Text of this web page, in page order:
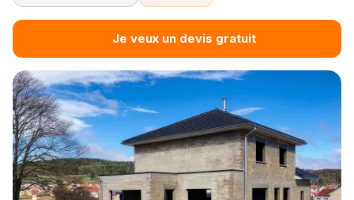
Je veux un devis gratuit